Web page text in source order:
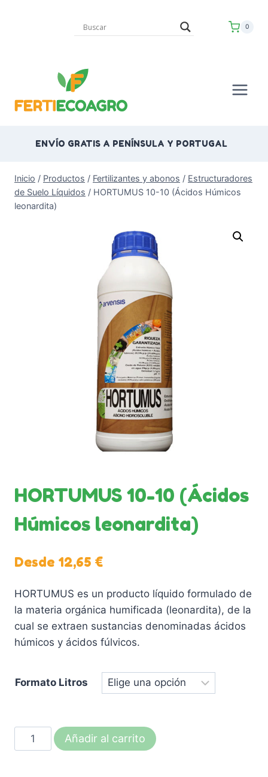
0
ENVÍO GRATIS A PENÍNSULA Y PORTUGAL
Inicio / Productos / Fertilizantes y abonos / Estructuradores
de Suelo Líquidos / HORTUMUS 10-10 (Ácidos Húmicos
leonardita)
HORTUMUS 10-10 (Ácidos
Húmicos leonardita)
Desde 12,65 €
HORTUMUS es un producto líquido formulado de
la materia orgánica humificada (leonardita), de la
cual se extraen sustancias denominadas ácidos
húmicos y ácidos fúlvicos.
Formato Litros
HORTUMUS
10-
Añadir al carrito